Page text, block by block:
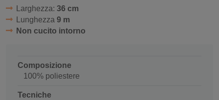
Larghezza: 36 cm
Lunghezza 9 m
Non cucito intorno
Composizione
100% poliestere
Tecniche